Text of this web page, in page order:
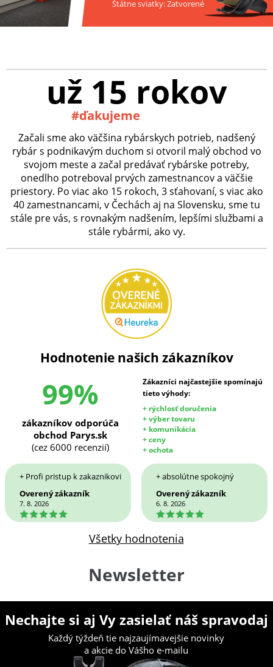
Štátne sviatky: Zatvorené
už 15 rokov
#ďakujeme
Začali sme ako väčšina rybárskych potrieb, nadšený
rybár s podnikavým duchom si otvoril malý obchod vo
svojom meste a začal predávať rybárske potreby,
onedlho potreboval prvých zamestnancov a väčšie
priestory. Po viac ako 15 rokoch, 3 sťahovaní, s viac ako
40 zamestnancami, v Čechách aj na Slovensku, sme tu
stále pre vás, s rovnakým nadšením, lepšími službami a
stále rybármi, ako vy.
Hodnotenie našich zákazníkov
99%
Zákazníci najčastejšie spomínajú
tieto výhody:
+ rýchlosť doručenia
+ výber tovaru
+ komunikácia
+ ceny
+ ochota
zákazníkov odporúča
obchod Parys.sk
(cez 6000 recenzií)
+ Profi pristup k zakaznikovi
Overený zákazník
7. 8. 2026
5
+ absolútne spokojný
Overený zákazník
6. 8. 2026
5
Všetky hodnotenia
Newsletter
Nechajte si aj Vy zasielať náš spravodaj
Každý týždeň tie najzaujímavejšie novinky
a akcie do Vášho e-mailu